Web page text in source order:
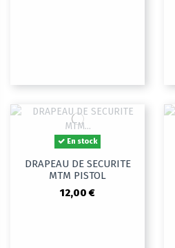
En stock
DRAPEAU DE SECURITE
MTM PISTOL
12,00 €